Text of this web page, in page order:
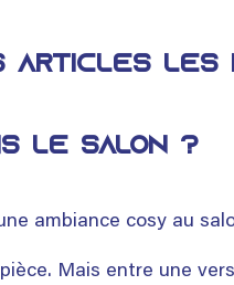
articles
le salon ?
ambiance cosy au
Mais entre une